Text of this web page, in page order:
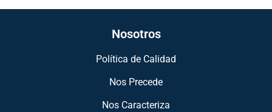
Nosotros
Política de Calidad
Nos Precede
Nos Caracteriza